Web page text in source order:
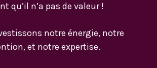
qu’il n’a pas de valeur !
notre énergie, notre
et notre expertise.